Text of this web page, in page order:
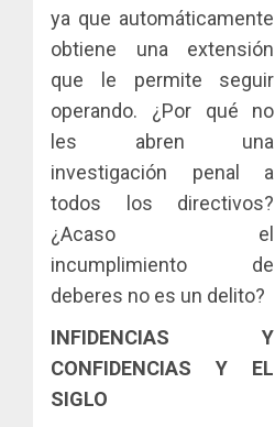
ya que automáticamente
obtiene una extensión
que le permite seguir
operando. ¿Por qué no
les abren una
investigación penal a
todos los directivos?
¿Acaso el
incumplimiento de
deberes no es un delito?
INFIDENCIAS Y
CONFIDENCIAS Y EL
SIGLO